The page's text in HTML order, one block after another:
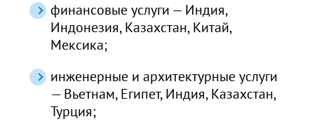
финансовые услуги — Индия,
Индонезия, Казахстан, Китай,
Мексика;
инженерные и архитектурные услуги
— Вьетнам, Египет, Индия, Казахстан,
Турция;